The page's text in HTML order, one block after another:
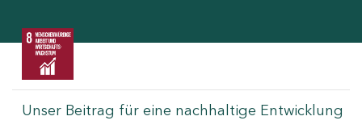
Unser Beitrag für eine nachhaltige Entwicklung